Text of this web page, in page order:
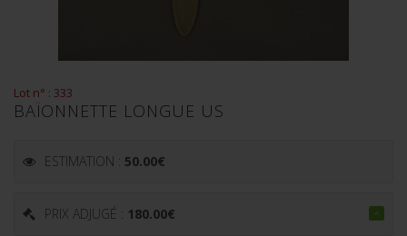
Lot n° : 333
BAÏONNETTE LONGUE US
ESTIMATION : 50.00€
PRIX ADJUGÉ : 180.00€